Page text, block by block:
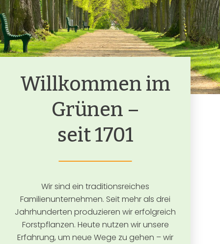
Willkommen im
Grünen –
seit 1701
Wir sind ein traditionsreiches
Familienunternehmen. Seit mehr als drei
Jahrhunderten produzieren wir erfolgreich
Forstpflanzen. Heute nutzen wir unsere
Erfahrung, um neue Wege zu gehen – wir